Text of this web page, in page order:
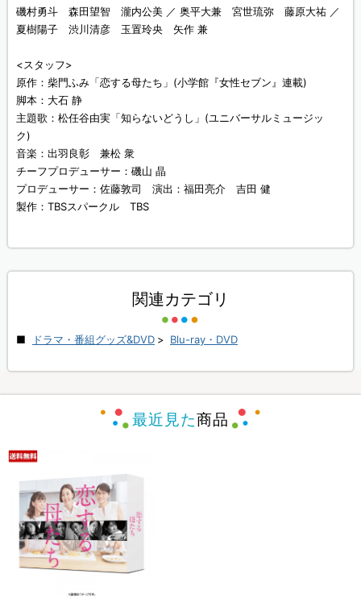
磯村勇斗 森田望智 瀧内公美 ／ 奥平大兼 宮世琉弥 藤原大祐 ／
夏樹陽子 渋川清彦 玉置玲央 矢作 兼
<スタッフ>
原作：柴門ふみ「恋する母たち」(小学館『女性セブン』連載)
脚本：大石 静
主題歌：松任谷由実「知らないどうし」(ユニバーサルミュージッ
ク)
音楽：出羽良彰 兼松 衆
チーフプロデューサー：磯山 晶
プロデューサー：佐藤敦司 演出：福田亮介 吉田 健
製作：TBSスパークル TBS
関連カテゴリ
ドラマ・番組グッズ&DVD > Blu-ray・DVD
最近見た商品